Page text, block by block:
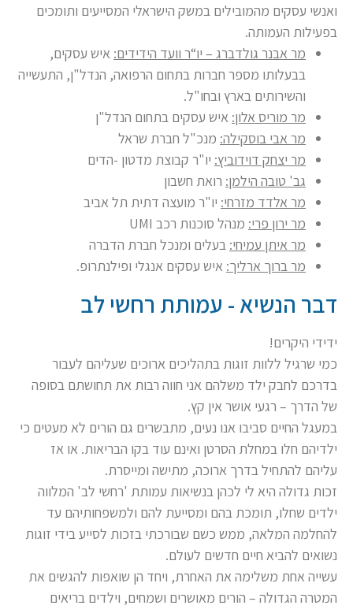
ואנשי עסקים מהמובילים במשק הישראלי המסייעים ותומכים
בפעילות העמותה.
מר אבנר גולדברג – יו“ר וועד הידידים: איש עסקים,
בבעלותו מספר חברות בתחום הרפואה, הנדל"ן, התעשייה
והשירותים בארץ ובחו"ל.
מר מוריס אלון: איש עסקים בתחום הנדל"ן
מר אבי בוסקילה: מנכ"ל חברת שראל
מר יצחק דוידוביץ: יו"ר קבוצת מדטון -הדים
גב' טובה הילמן: רואת חשבון
מר אלדד מזרחי: יו"ר מועצה דתית תל אביב
מר ירון פרי: מנהל סוכנות רכב UMI
מר איתן עמיחי: בעלים ומנכל חברת הדברה
מר ברוך ארליך: איש עסקים אנגלי ופילנתרופ.
דבר הנשיא - עמותת רחשי לב
ידידי היקרים!
כמי שרגיל ללוות זוגות בתהליכים ארוכים שעליהם לעבור
בדרכם לחבק ילד משלהם אני חווה רבות את תחושתם בסופה
של הדרך – רגעי אושר אין קץ.
במעגל החיים סביבו אנו נעים, מתבשרים גם הורים לא מעטים כי
ילדיהם חלו במחלת הסרטן ואינם עוד בקו הבריאות. או אז
עליהם להתחיל בדרך ארוכה, מתישה ומייסרת.
זכות גדולה היא לי לכהן בנשיאות עמותת 'רחשי לב' המלווה
ילדים שחלו, תומכת בהם ומסייעת להם ולמשפחותיהם עד
להחלמה המלאה, ממש כשם שבורכתי בזכות לסייע בידי זוגות
נשואים להביא חיים חדשים לעולם.
עשייה אחת משלימה את האחרת, ויחד הן שואפות להגשים את
המטרה הגדולה – הורים מאושרים ושמחים, וילדים בריאים